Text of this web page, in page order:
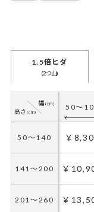
1.5倍ヒダ
(2つ山)
50～
50～140 ￥
141～200 ￥
201～260 ￥